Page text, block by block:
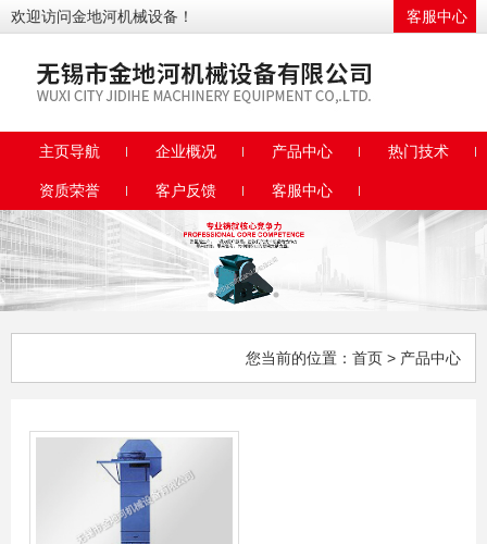
欢迎访问金地河机械设备！ 客服中心
主页导航 企业概况 产品中心 热门技术
资质荣誉 客户反馈 客服中心
您当前的位置：首页 > 产品中心